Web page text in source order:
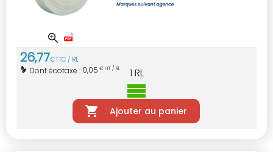
26,77€TTC / RL
Dont écotaxe : 0,05 € HT / RL 1 RL
Ajouter au panier